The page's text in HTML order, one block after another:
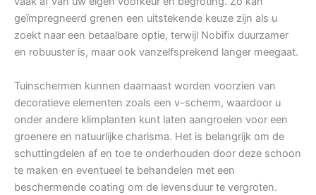
geïmpregneerd grenen een uitstekende keuze zijn als u
zoekt naar een betaalbare optie, terwijl Nobifix duurzamer
en robuuster is, maar ook vanzelfsprekend langer meegaat.
Tuinschermen kunnen daarnaast worden voorzien van
decoratieve elementen zoals een v-scherm, waardoor u
onder andere klimplanten kunt laten aangroeien voor een
groenere en natuurlijke charisma. Het is belangrijk om de
schuttingdelen af en toe te onderhouden door deze schoon
te maken en eventueel te behandelen met een
beschermende coating om de levensduur te vergroten.